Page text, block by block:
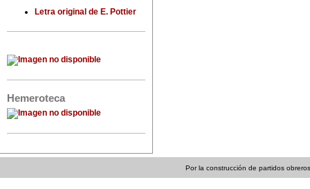
Letra original de E. Pottier
Hemeroteca
Por la construcción de partidos